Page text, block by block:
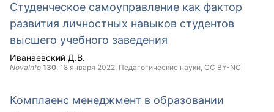
Студенческое самоуправление как фактор
развития личностных навыков студентов
высшего учебного заведения
Иванаевский Д.В.
NovaInfo 130, 18 января 2022, Педагогические науки, CC BY-NC
Комплаенс менеджмент в образовании